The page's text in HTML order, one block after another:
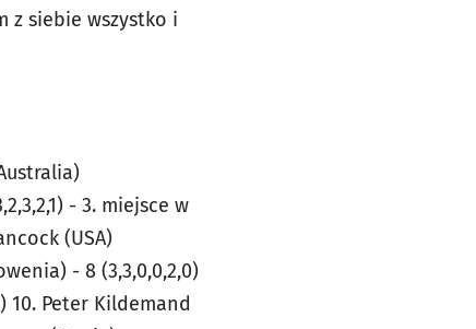
z siebie wszystko i
- 3. miejsce w
(USA)
- 8 (3,3,0,0,2,0)
10. Peter Kildemand